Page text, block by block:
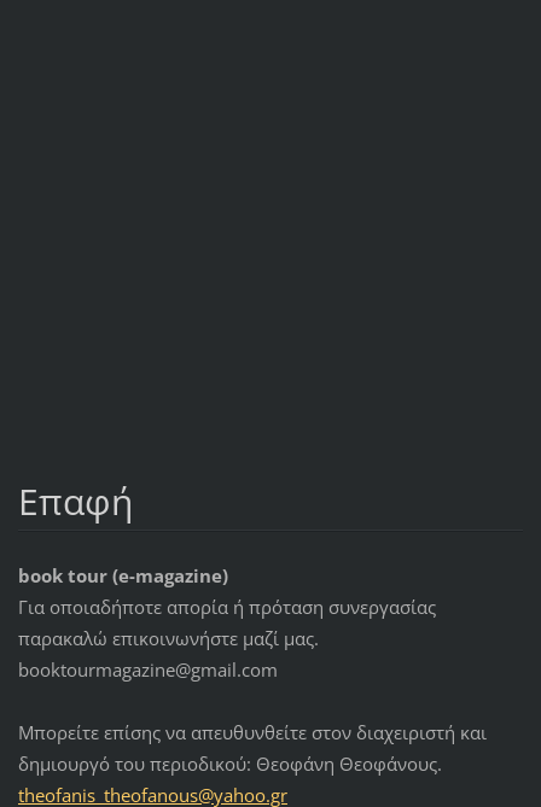
Επαφή
book tour (e-magazine)
Για οποιαδήποτε απορία ή πρόταση συνεργασίας
παρακαλώ επικοινωνήστε μαζί μας.
booktourmagazine@gmail.com
Μπορείτε επίσης να απευθυνθείτε στον διαχειριστή και
δημιουργό του περιοδικού: Θεοφάνη Θεοφάνους.
theofanis_theofanous@yahoo.gr